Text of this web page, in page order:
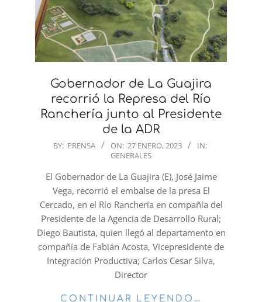
Gobernador de La Guajira
recorrió la Represa del Río
Ranchería junto al Presidente
de la ADR
2023-BY: PRENSA ON: 27 ENERO, 2023
IN:
GENERALES
El Gobernador de La Guajira (E), José Jaime
Vega, recorrió el embalse de la presa El
Cercado, en el Río Ranchería en compañía del
Presidente de la Agencia de Desarrollo Rural;
Diego Bautista, quien llegó al departamento en
compañía de Fabián Acosta, Vicepresidente de
Integración Productiva; Carlos Cesar Silva,
Director
CONTINUAR LEYENDO…